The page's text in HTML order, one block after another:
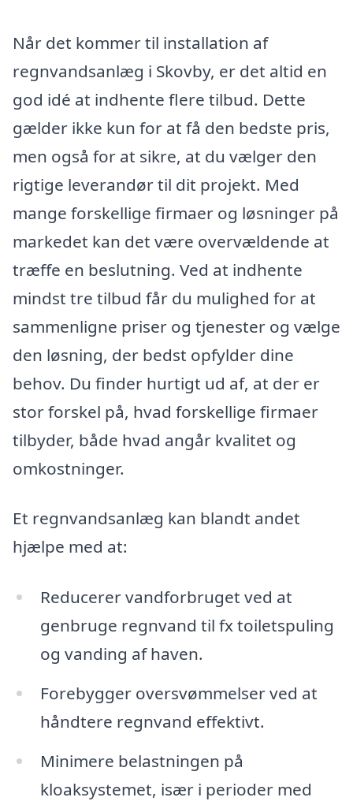
Når det kommer til installation af
regnvandsanlæg i Skovby, er det altid en
god idé at indhente flere tilbud. Dette
gælder ikke kun for at få den bedste pris,
men også for at sikre, at du vælger den
rigtige leverandør til dit projekt. Med
mange forskellige firmaer og løsninger på
markedet kan det være overvældende at
træffe en beslutning. Ved at indhente
mindst tre tilbud får du mulighed for at
sammenligne priser og tjenester og vælge
den løsning, der bedst opfylder dine
behov. Du finder hurtigt ud af, at der er
stor forskel på, hvad forskellige firmaer
tilbyder, både hvad angår kvalitet og
omkostninger.
Et regnvandsanlæg kan blandt andet
hjælpe med at:
Reducerer vandforbruget ved at
genbruge regnvand til fx toiletspuling
og vanding af haven.
Forebygger oversvømmelser ved at
håndtere regnvand effektivt.
Minimere belastningen på
kloaksystemet, især i perioder med